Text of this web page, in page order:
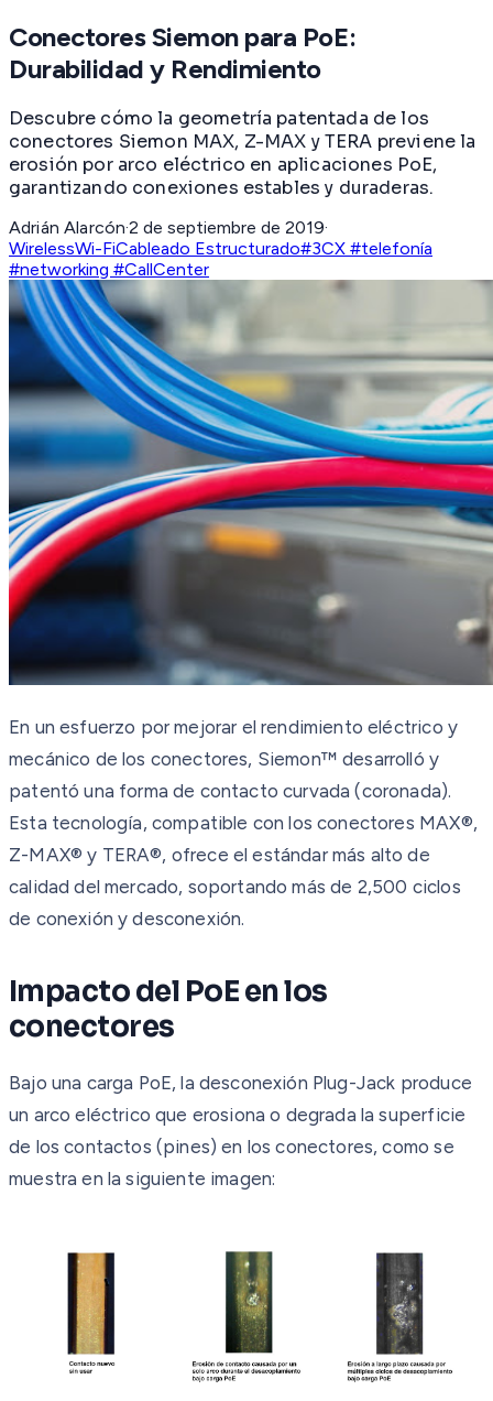
Conectores Siemon para PoE:
Durabilidad y Rendimiento
Descubre cómo la geometría patentada de los
conectores Siemon MAX, Z-MAX y TERA previene la
erosión por arco eléctrico en aplicaciones PoE,
garantizando conexiones estables y duraderas.
Adrián Alarcón·2 de septiembre de 2019·
WirelessWi-FiCableado Estructurado#3CX #telefonía
#networking #CallCenter
En un esfuerzo por mejorar el rendimiento eléctrico y
mecánico de los conectores, Siemon™ desarrolló y
patentó una forma de contacto curvada (coronada).
Esta tecnología, compatible con los conectores MAX®,
Z-MAX® y TERA®, ofrece el estándar más alto de
calidad del mercado, soportando más de 2,500 ciclos
de conexión y desconexión.
Impacto del PoE en los
conectores
Bajo una carga PoE, la desconexión Plug-Jack produce
un arco eléctrico que erosiona o degrada la superficie
de los contactos (pines) en los conectores, como se
muestra en la siguiente imagen: